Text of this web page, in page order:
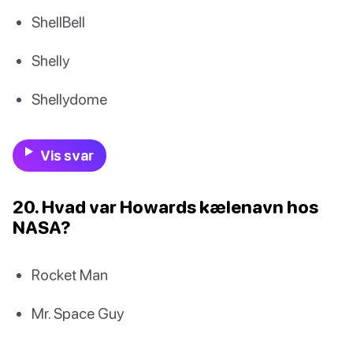
ShellBell
Shelly
Shellydome
Vis svar
20. Hvad var Howards kælenavn hos
NASA?
Rocket Man
Mr. Space Guy